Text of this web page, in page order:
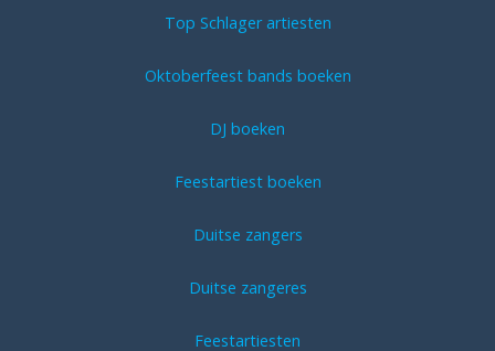
Top Schlager artiesten
Oktoberfeest bands boeken
DJ boeken
Feestartiest boeken
Duitse zangers
Duitse zangeres
Feestartiesten